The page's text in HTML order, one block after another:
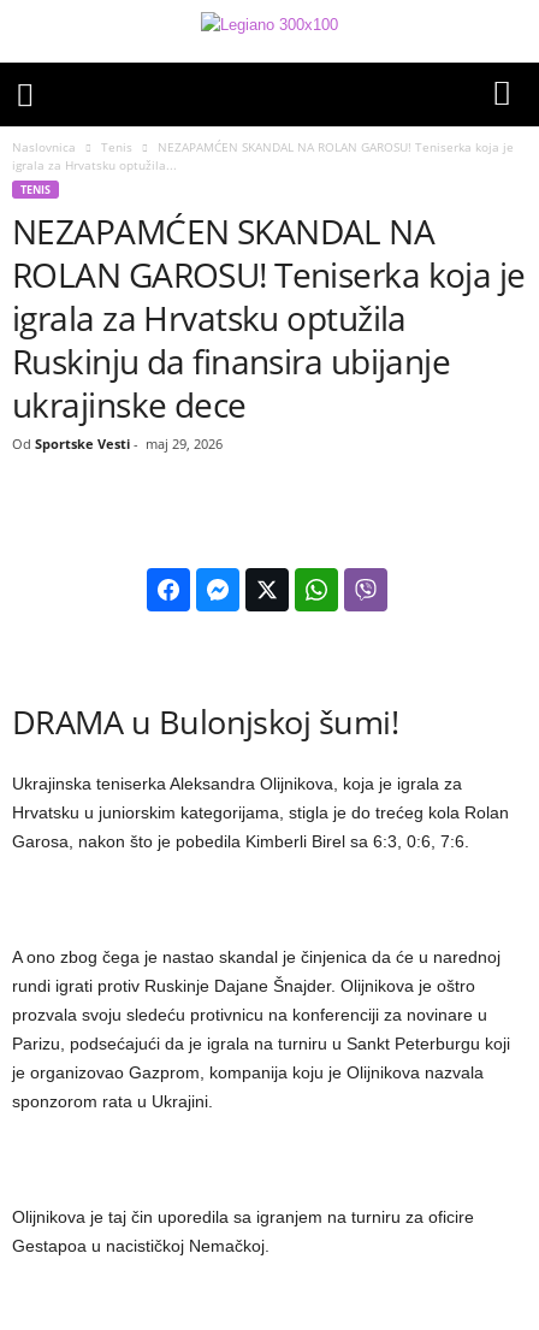
Naslovnica Tenis
NEZAPAMĆEN SKANDAL NA ROLAN GAROSU! Teniserka koja je
igrala za Hrvatsku optužila...
TENIS
NEZAPAMĆEN SKANDAL NA
ROLAN GAROSU! Teniserka koja je
igrala za Hrvatsku optužila
Ruskinju da finansira ubijanje
ukrajinske dece
Od Sportske Vesti - maj 29, 2026
DRAMA u Bulonjskoj šumi!
Ukrajinska teniserka Aleksandra Olijnikova, koja je igrala za
Hrvatsku u juniorskim kategorijama, stigla je do trećeg kola Rolan
Garosa, nakon što je pobedila Kimberli Birel sa 6:3, 0:6, 7:6.
A ono zbog čega je nastao skandal je činjenica da će u narednoj
rundi igrati protiv Ruskinje Dajane Šnajder. Olijnikova je oštro
prozvala svoju sledeću protivnicu na konferenciji za novinare u
Parizu, podsećajući da je igrala na turniru u Sankt Peterburgu koji
je organizovao Gazprom, kompanija koju je Olijnikova nazvala
sponzorom rata u Ukrajini.
Olijnikova je taj čin uporedila sa igranjem na turniru za oficire
Gestapoa u nacističkoj Nemačkoj.